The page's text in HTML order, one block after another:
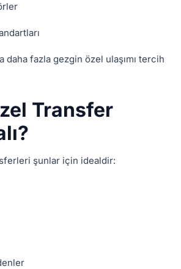
daha fazla gezgin özel ulaşımı tercih
Transfer
şunlar için idealdir: